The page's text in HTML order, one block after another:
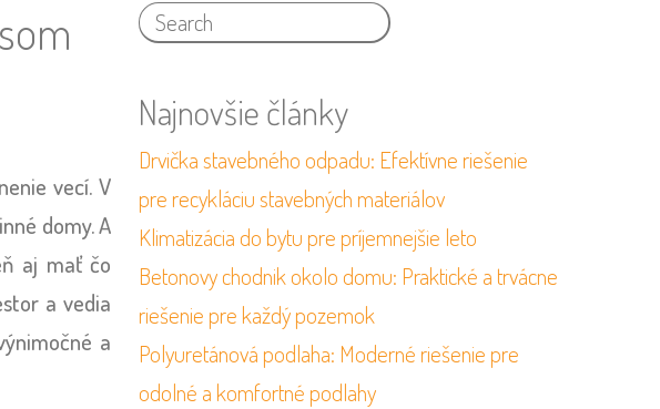
vecí. V
domy. A
aj mať čo
a vedia
a
Najnovšie články
Drvička stavebného odpadu: Efektívne riešenie
pre recykláciu stavebných materiálov
Klimatizácia do bytu pre príjemnejšie leto
Betonovy chodnik okolo domu: Praktické a trvácne
riešenie pre každý pozemok
Polyuretánová podlaha: Moderné riešenie pre
odolné a komfortné podlahy